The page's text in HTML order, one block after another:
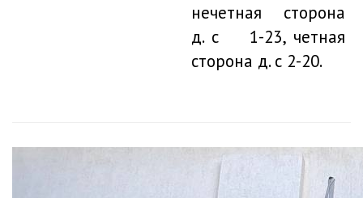
нечетная сторона
д. с 1-23, четная
сторона д. с 2-20.